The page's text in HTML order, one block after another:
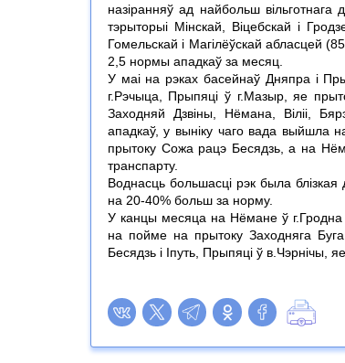
назіранняў ад найбольш
тэрыторыі Мінскай, Віцебскай і
Гомельскай і Магілёўскай абласцей
2,5 нормы ападкаў за месяц.
У маі на рэках басейнаў Дняпра і
г.Рэчыца, Прыпяці ў г.Мазыр, яе
Заходняй Дзвіны, Нёмана, Віліі,
ападкаў, у выніку чаго вада выйшла
прытоку Сожа рацэ Бесядзь, а на
транспарту.
Воднасць большасці рэк была блізкая
на 20-40% больш за норму.
У канцы месяца на Нёмане ў г.Гродна
на пойме на прытоку Заходняга
Бесядзь і Іпуть, Прыпяці ў в.Чэрнічы,